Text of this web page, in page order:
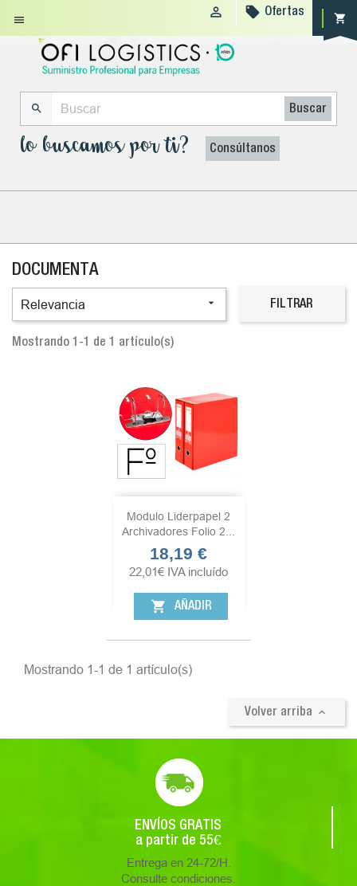
 shopping_cart
  Ofertas
 Buscar
lo buscamos por ti? Consúltanos
DOCUMENTA
Relevancia  FILTRAR
Mostrando 1-1 de 1 artículo(s)
Modulo Liderpapel 2
Archivadores Folio 2...
Precio
18,19 €
22,01€ IVA incluído
shopping_cart AÑADIR
Mostrando 1-1 de 1 artículo(s)
Volver arriba 
ENVÍOS GRATIS
a partir de 55€
Entrega en 24-72/H.
Consulte condiciones.